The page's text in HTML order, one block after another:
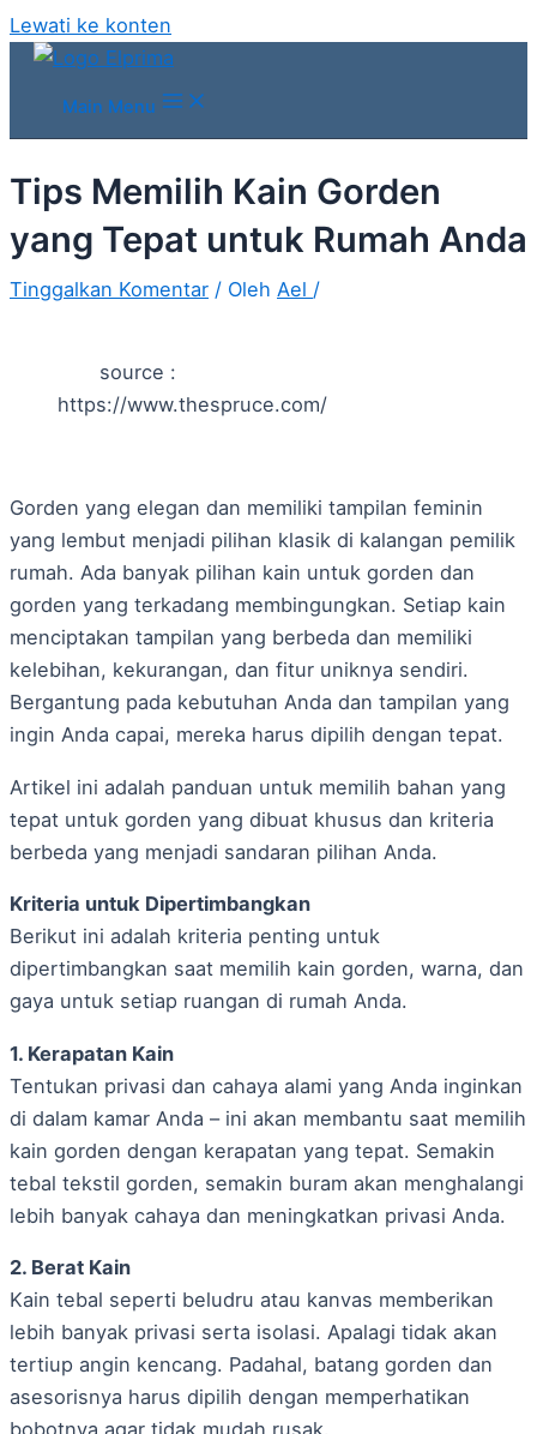
Lewati ke konten
Main Menu
Tips Memilih Kain Gorden
yang Tepat untuk Rumah Anda
Tinggalkan Komentar / Oleh Ael /
source :
https://www.thespruce.com/
Gorden yang elegan dan memiliki tampilan feminin
yang lembut menjadi pilihan klasik di kalangan pemilik
rumah. Ada banyak pilihan kain untuk gorden dan
gorden yang terkadang membingungkan. Setiap kain
menciptakan tampilan yang berbeda dan memiliki
kelebihan, kekurangan, dan fitur uniknya sendiri.
Bergantung pada kebutuhan Anda dan tampilan yang
ingin Anda capai, mereka harus dipilih dengan tepat.
Artikel ini adalah panduan untuk memilih bahan yang
tepat untuk gorden yang dibuat khusus dan kriteria
berbeda yang menjadi sandaran pilihan Anda.
Kriteria untuk Dipertimbangkan
Berikut ini adalah kriteria penting untuk
dipertimbangkan saat memilih kain gorden, warna, dan
gaya untuk setiap ruangan di rumah Anda.
1. Kerapatan Kain
Tentukan privasi dan cahaya alami yang Anda inginkan
di dalam kamar Anda – ini akan membantu saat memilih
kain gorden dengan kerapatan yang tepat. Semakin
tebal tekstil gorden, semakin buram akan menghalangi
lebih banyak cahaya dan meningkatkan privasi Anda.
2. Berat Kain
Kain tebal seperti beludru atau kanvas memberikan
lebih banyak privasi serta isolasi. Apalagi tidak akan
tertiup angin kencang. Padahal, batang gorden dan
asesorisnya harus dipilih dengan memperhatikan